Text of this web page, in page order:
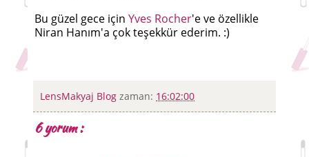
Bu güzel gece için Yves Rocher'e ve özellikle
Niran Hanım'a çok teşekkür ederim. :)
LensMakyaj Blog zaman: 16:02:00
6 yorum :